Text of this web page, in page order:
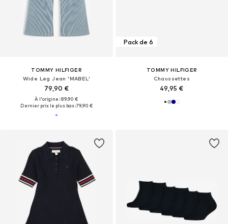
TOMMY HILFIGER
Wide Leg Jean 'MABEL'
79,90 €
À l'origine : 89,90 €
Dernier prix le plus bas :79,90 €
Pack de 6
TOMMY HILFIGER
Chaussettes
49,95 €